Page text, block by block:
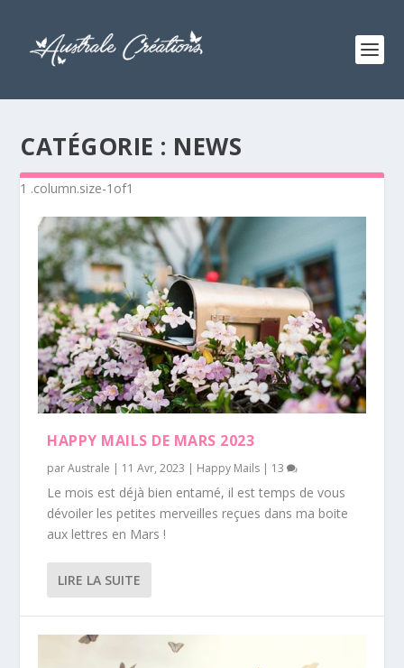
CATÉGORIE : NEWS
HAPPY MAILS DE MARS 2023
parAustrale | 11 Avr, 2023 | Happy Mails | 13
Le mois est déjà bien entamé, il est temps de vous
dévoiler les petites merveilles reçues dans ma boite
aux lettres en Mars !
LIRE LA SUITE